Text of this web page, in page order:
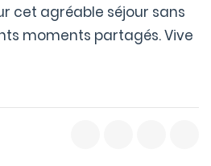
cet agréable séjour sans
moments partagés. Vive